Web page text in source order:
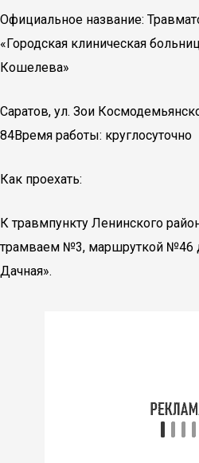
Официальное название:
«Городская клиническая
Кошелева»
Саратов, ул. Зои
84Время работы: круглосуточно
Как проехать:
К травмпункту Ленинского
трамваем №3, маршруткой №46
Дачная».